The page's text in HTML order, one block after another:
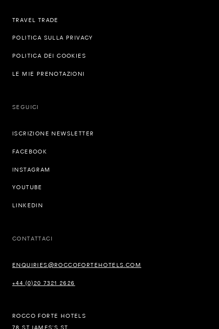
TRAVEL TRADE
POLITICA SULLA PRIVACY
POLITICA DEI COOKIES
LE MIE PRENOTAZIONI
SEGUICI
ISCRIZIONE NEWSLETTER
FACEBOOK
INSTAGRAM
YOUTUBE
LINKEDIN
CONTATTACI
ENQUIRIES@ROCCOFORTEHOTELS.COM
+44 (0)20 7321 2626
ROCCO FORTE HOTELS
78 ST JAMES’S ST